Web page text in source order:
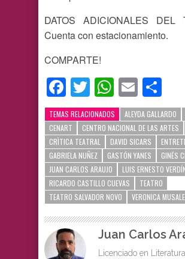
DATOS ADICIONALES DEL
Cuenta con estacionamiento.
COMPARTE!
Facebook
TwitterEmail
TEMAS RELACIONADOS ALEYDA GALLARDO
CENART
CENTRO NACIONAL DE LAS ARTES
CRÌTICA TEATRAL
DAVID SICARS
GABRIELA NUÑEZ
GASTÓN YANES
GINÉS
JUAN CARLOS ARAUJO
LUIS ERNESTO
RICARDO CASTILLO CUEVAS
TEATRO
TEATRO SALVADOR NOVO
VERONICA
Juan Carlos
Licenciado en Literatura